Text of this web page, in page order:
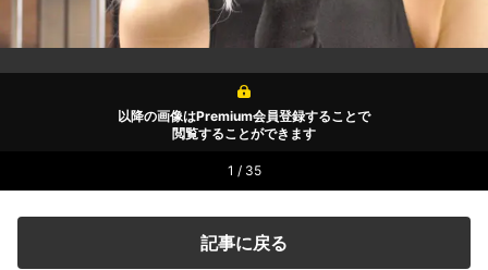
以降の画像はPremium会員登録することで
閲覧することができます
1 / 35
記事に戻る